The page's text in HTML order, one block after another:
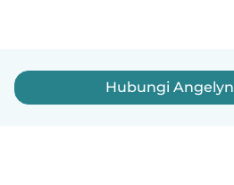
Hubungi Angelyn